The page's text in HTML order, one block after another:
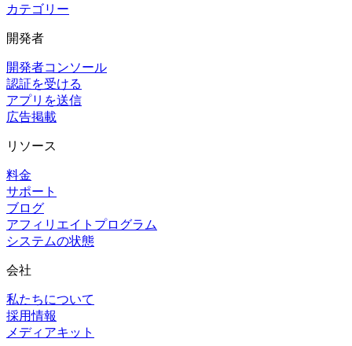
カテゴリー
開発者
開発者コンソール
認証を受ける
アプリを送信
広告掲載
リソース
料金
サポート
ブログ
アフィリエイトプログラム
システムの状態
会社
私たちについて
採用情報
メディアキット